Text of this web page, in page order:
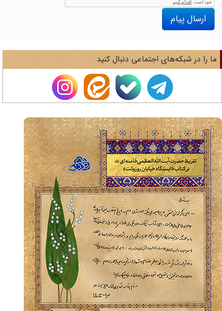
ارسال پیام
را در شبکه‌های اجتماعی دنبال کنید